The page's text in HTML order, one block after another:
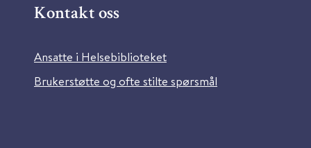
Kontakt oss
Ansatte i Helsebiblioteket
Brukerstøtte og ofte stilte spørsmål